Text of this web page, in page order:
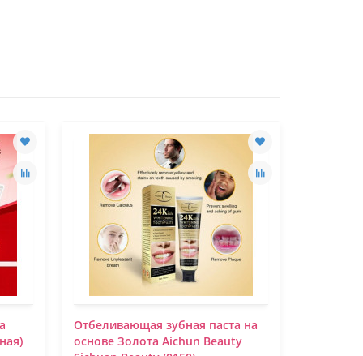
Отбеливающая зубная паста на
основе Золота Aichun Beauty